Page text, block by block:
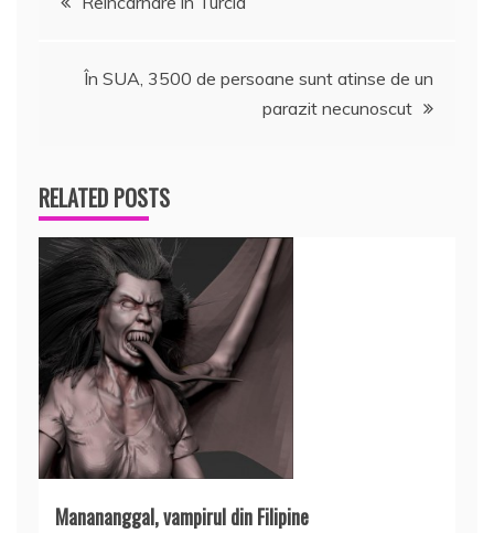
În SUA, 3500 de persoane sunt atinse de un
parazit necunoscut
RELATED POSTS
Manananggal, vampirul din Filipine